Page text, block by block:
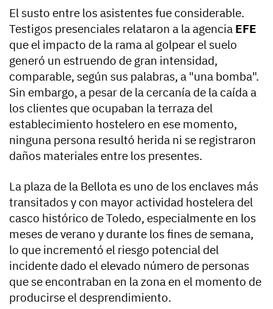
El susto entre los asistentes fue considerable.
Testigos presenciales relataron a la agencia EFE
que el impacto de la rama al golpear el suelo
generó un estruendo de gran intensidad,
comparable, según sus palabras, a "una bomba".
Sin embargo, a pesar de la cercanía de la caída a
los clientes que ocupaban la terraza del
establecimiento hostelero en ese momento,
ninguna persona resultó herida ni se registraron
daños materiales entre los presentes.
La plaza de la Bellota es uno de los enclaves más
transitados y con mayor actividad hostelera del
casco histórico de Toledo, especialmente en los
meses de verano y durante los fines de semana,
lo que incrementó el riesgo potencial del
incidente dado el elevado número de personas
que se encontraban en la zona en el momento de
producirse el desprendimiento.